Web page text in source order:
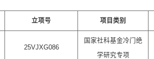
立项号 项目类别
25VJXG086
国家社科基金冷门绝
学研究专项